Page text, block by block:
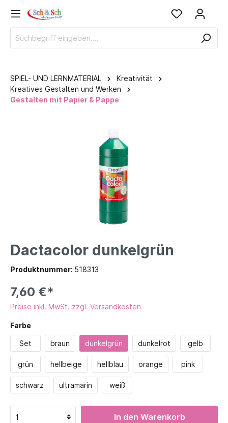
SPIEL- UND LERNMATERIAL
Kreativität
Kreatives Gestalten und Werken
Gestalten mit Papier & Pappe
Dactacolor dunkelgrün
Produktnummer: 518313
7,60 €*
Preise inkl. MwSt. zzgl. Versandkosten
Farbe
Set braun dunkelgrün dunkelrot gelb
grün hellbeige hellblau orange pink
schwarz ultramarin weiß
In den Warenkorb